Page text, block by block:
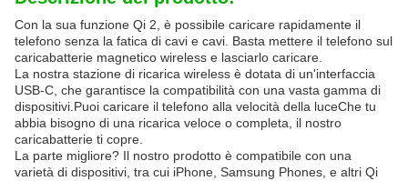
Con la sua funzione Qi 2, è possibile caricare rapidamente il
telefono senza la fatica di cavi e cavi. Basta mettere il telefono sul
caricabatterie magnetico wireless e lasciarlo caricare.
La nostra stazione di ricarica wireless è dotata di un'interfaccia
USB-C, che garantisce la compatibilità con una vasta gamma di
dispositivi.Puoi caricare il telefono alla velocità della luceChe tu
abbia bisogno di una ricarica veloce o completa, il nostro
caricabatterie ti copre.
La parte migliore? Il nostro prodotto è compatibile con una
varietà di dispositivi, tra cui iPhone, Samsung Phones, e altri Qi